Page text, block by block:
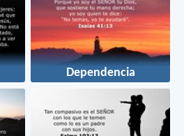
Dependencia